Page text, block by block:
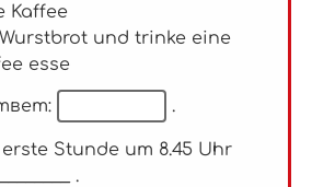
Kaffee
und trinke eine
esse
.
erste Stunde um 8.45 Uhr
.